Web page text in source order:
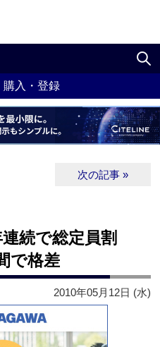
購入・登録
次の記事 »
続で総定員割
で格差
2010年05月12日 (水)